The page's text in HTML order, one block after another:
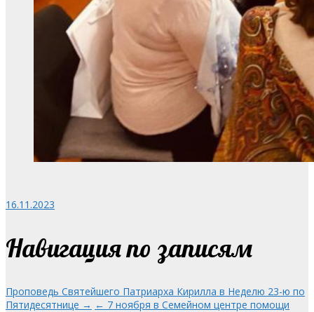
16.11.2023
Навигация по записям
Проповедь Святейшего Патриарха Кирилла в Неделю 23-ю по
Пятидесятнице → ← 7 ноября в Семейном центре помощи